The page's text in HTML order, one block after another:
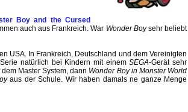
Boy and the Cursed
auch aus Frankreich. War Wonder Boysehr beliebt
USA. In Frankreich, Deutschland und dem Vereinigten
natürlich bei Kindern mit einemSEGA-Gerät sehr
Master System, dann Wonder Boy in Monster World
aus der Schule. Wir haben damals ne ganze Menge